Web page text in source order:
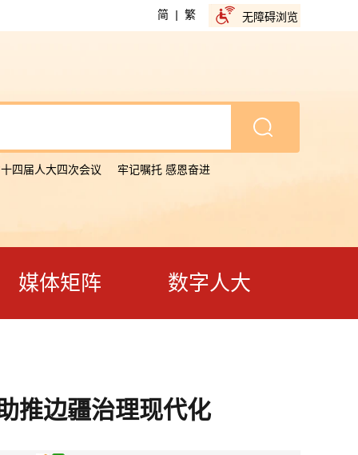
简 | 繁 无障碍浏览
四届人大四次会议 牢记嘱托 感恩奋进
媒体矩阵 数字人大
推边疆治理现代化